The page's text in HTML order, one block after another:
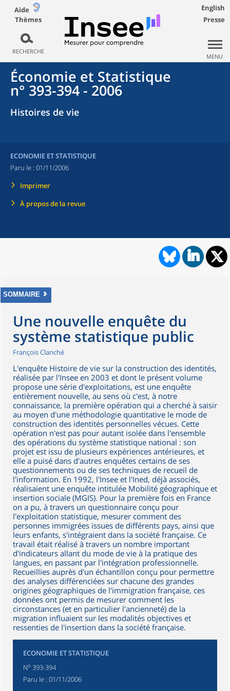
Aide
Thèmes
RECHERCHE
English
Presse
MENU
Économie et Statistique
n° 393-394 - 2006
Histoires de vie
ECONOMIE ET STATISTIQUE
Paru le : 01/11/2006
Imprimer
À propos de la revue
SOMMAIRE
Une nouvelle enquête du
système statistique public
François Clanché
L'enquête Histoire de vie sur la construction des identités,
réalisée par l'Insee en 2003 et dont le présent volume
propose une série d'exploitations, est une enquête
entièrement nouvelle, au sens où c'est, à notre
connaissance, la première opération qui a cherché à saisir
au moyen d'une méthodologie quantitative le mode de
construction des identités personnelles vécues. Cette
opération n'est pas pour autant isolée dans l'ensemble
des opérations du système statistique national : son
projet est issu de plusieurs expériences antérieures, et
elle a puisé dans d'autres enquêtes certains de ses
questionnements ou de ses techniques de recueil de
l'information. En 1992, l'Insee et l'Ined, déjà associés,
réalisaient une enquête intitulée Mobilité géographique et
insertion sociale (MGIS). Pour la première fois en France
on a pu, à travers un questionnaire conçu pour
l'exploitation statistique, mesurer comment des
personnes immigrées issues de différents pays, ainsi que
leurs enfants, s'intégraient dans la société française. Ce
travail était réalisé à travers un nombre important
d'indicateurs allant du mode de vie à la pratique des
langues, en passant par l'intégration professionnelle.
Recueillies auprès d'un échantillon conçu pour permettre
des analyses différenciées sur chacune des grandes
origines géographiques de l'immigration française, ces
données ont permis de mesurer comment les
circonstances (et en particulier l'ancienneté) de la
migration influaient sur les modalités objectives et
ressenties de l'insertion dans la société française.
ECONOMIE ET STATISTIQUE
No 393-394
Paru le : 01/11/2006